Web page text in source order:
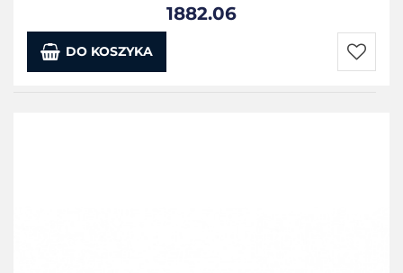
1882.06
DO KOSZYKA
Do